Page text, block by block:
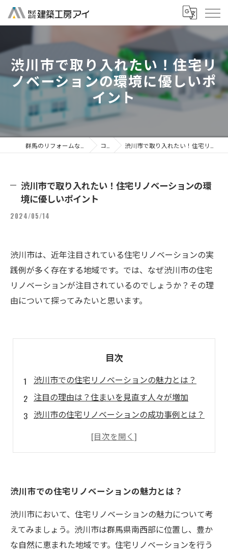
渋川市で取り入れたい！住宅リ
ノベーションの環境に優しいポ
イント
コラム 渋川市で取り入れたい！住宅リノベーションの環境に優しいポイント
渋川市で取り入れたい！住宅リノベーションの環
境に優しいポイント
2024/05/14
渋川市は、近年注目されている住宅リノベーションの実
践例が多く存在する地域です。では、なぜ渋川市の住宅
リノベーションが注目されているのでしょうか？その理
由について探ってみたいと思います。
目次
渋川市での住宅リノベーションの魅力とは？
注目の理由は？住まいを見直す人々が増加
渋川市の住宅リノベーションの成功事例とは？
環境に優しいリノベーションも注目される
渋川市での住宅リノベーションの魅力とは？
渋川市において、住宅リノベーションの魅力について考
えてみましょう。渋川市は群馬県南西部に位置し、豊か
な自然に恵まれた地域です。住宅リノベーションを行う